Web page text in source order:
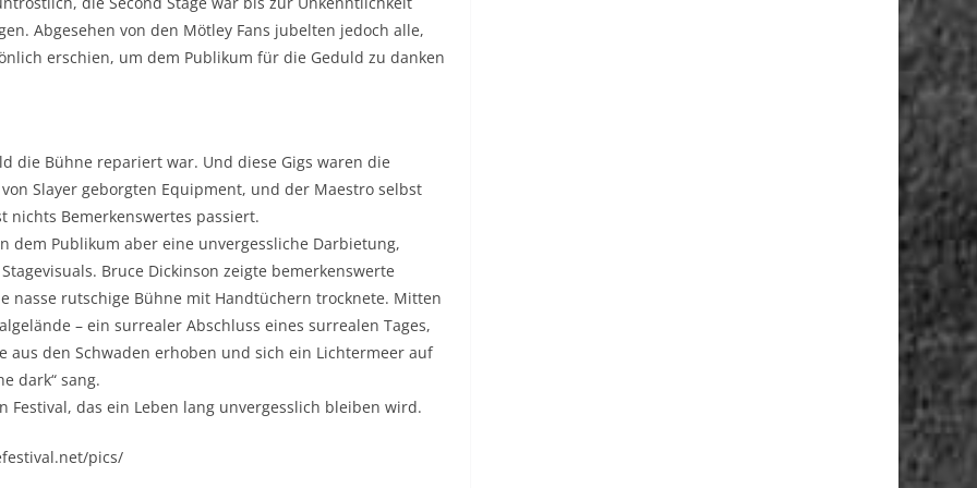
Abgesehen von den Mötley Fans jubelten jedoch alle,
erschien, um dem Publikum für die Geduld zu danken
die Bühne repariert war. Und diese Gigs waren die
Slayer geborgten Equipment, und der Maestro selbst
nichts Bemerkenswertes passiert.
dem Publikum aber eine unvergessliche Darbietung,
Bruce Dickinson zeigte bemerkenswerte
nasse rutschige Bühne mit Handtüchern trocknete. Mitten
– ein surrealer Abschluss eines surrealen Tages,
aus den Schwaden erhoben und sich ein Lichtermeer auf
dark“ sang.
das ein Leben lang unvergesslich bleiben wird.
pics/